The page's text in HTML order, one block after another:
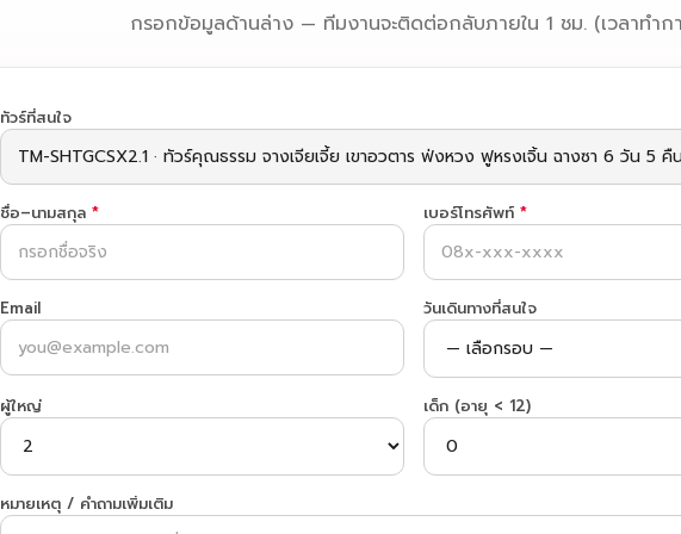
กรอกข้อมูลด้านล่าง — ทีมงานจะติดต่อกลับภายใน 1 ชม. (เวลาทำก
ทัวร์ที่สนใจ
ชื่อ–นามสกุล * เบอร์โทรศัพท์ *
Email วันเดินทางที่สนใจ
ผู้ใหญ่ เด็ก (อายุ < 12)
หมายเหตุ / คำถามเพิ่มเติม